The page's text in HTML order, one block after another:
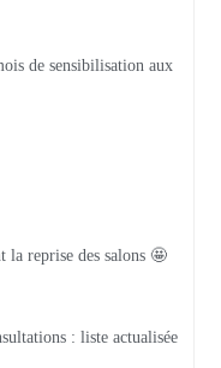
de sensibilisation aux
reprise des salons 🤩
: liste actualisée